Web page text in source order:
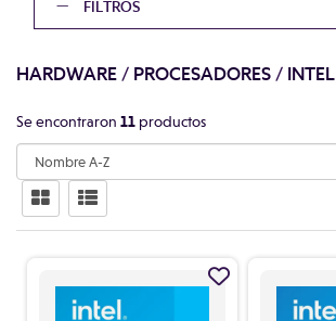
FILTROS
HARDWARE/ PROCESADORES/ INTEL
Se encontraron 11 productos